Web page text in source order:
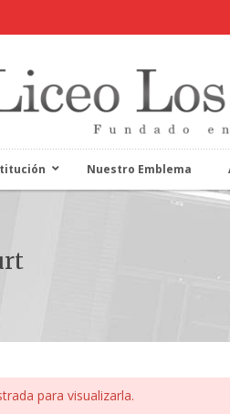
Nuestro Emblema
para visualizarla.